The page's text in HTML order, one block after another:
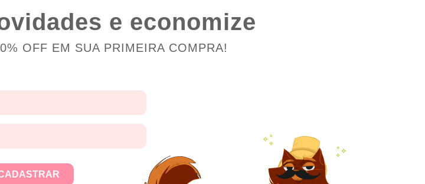
e economize
OFF EM SUA PRIMEIRA COMPRA!